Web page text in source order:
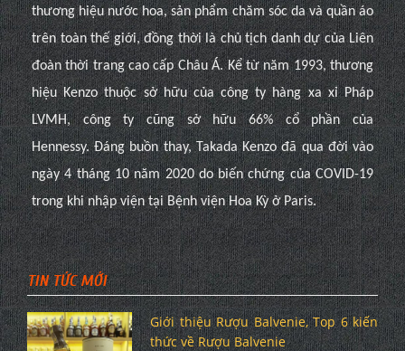
thương hiệu nước hoa, sản phẩm chăm sóc da và quần áo
trên toàn thế giới, đồng thời là chủ tịch danh dự của Liên
đoàn thời trang cao cấp Châu Á. Kể từ năm 1993, thương
hiệu Kenzo thuộc sở hữu của công ty hàng xa xỉ Pháp
LVMH, công ty cũng sở hữu 66% cổ phần của
Hennessy. Đáng buồn thay, Takada Kenzo đã qua đời vào
ngày 4 tháng 10 năm 2020 do biến chứng của COVID-19
trong khi nhập viện tại Bệnh viện Hoa Kỳ ở Paris.
TIN TỨC MỚI
Giới thiệu Rượu Balvenie, Top 6 kiến
thức về Rượu Balvenie